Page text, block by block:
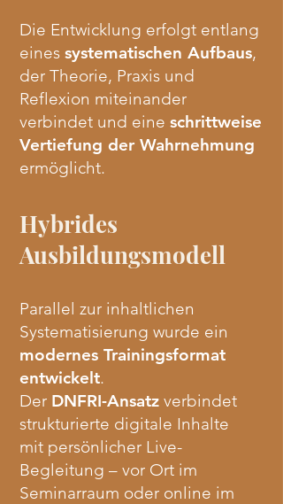
Die Entwicklung erfolgt entlang
eines systematischen Aufbaus,
der Theorie, Praxis und
Reflexion miteinander
verbindet und eine schrittweise
Vertiefung der Wahrnehmung
ermöglicht.
Hybrides
Ausbildungsmodell
Parallel zur inhaltlichen
Systematisierung wurde ein
modernes Trainingsformat
entwickelt.
Der DNFRI-Ansatz verbindet
strukturierte digitale Inhalte
mit persönlicher Live-
Begleitung – vor Ort im
Seminarraum oder online im